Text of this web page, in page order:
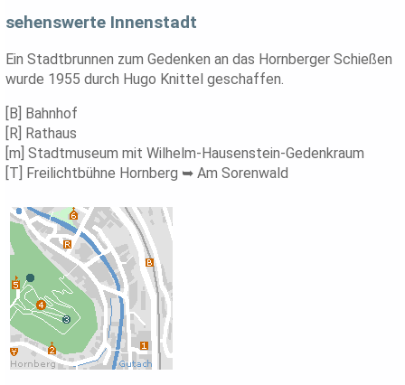
sehenswerte Innenstadt
Ein Stadtbrunnen zum Gedenken an das Hornberger Schießen
wurde 1955 durch Hugo Knittel geschaffen.
[B] Bahnhof
[R] Rathaus
[m] Stadtmuseum mit Wilhelm-Hausenstein-Gedenkraum
[T] Freilichtbühne Hornberg ➥ Am Sorenwald